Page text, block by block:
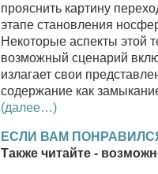
прояснить картину
этапе становления
Некоторые аспекты этой
возможный сценарий
излагает свои
содержание как
(далее…)
ЕСЛИ ВАМ
Также читайте -